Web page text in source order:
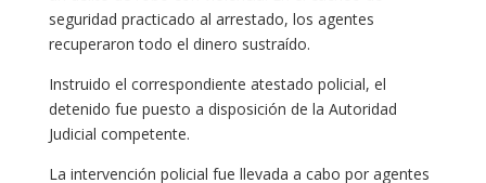
seguridad practicado al arrestado, los agentes
recuperaron todo el dinero sustraído.
Instruido el correspondiente atestado policial, el
detenido fue puesto a disposición de la Autoridad
Judicial competente.
La intervención policial fue llevada a cabo por agentes